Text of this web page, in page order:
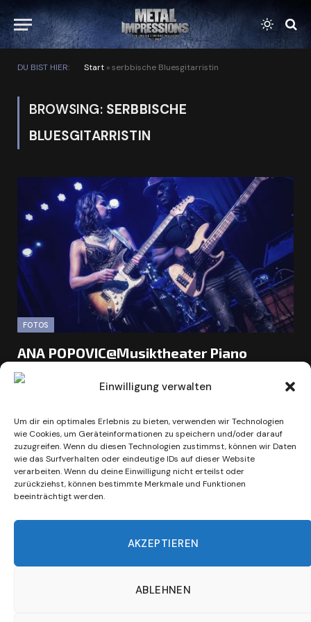
Einwilligung verwalten
Um dir ein optimales Erlebnis zu bieten, verwenden wir Technologien
wie Cookies, um Geräteinformationen zu speichern und/oder darauf
zuzugreifen. Wenn du diesen Technologien zustimmst, können wir Daten
wie das Surfverhalten oder eindeutige IDs auf dieser Website
verarbeiten. Wenn du deine Einwilligung nicht erteilst oder
zurückziehst, können bestimmte Merkmale und Funktionen
beeinträchtigt werden.
AKZEPTIEREN
ABLEHNEN
DU BIST HIER: Start »serbbische Bluesgitarristin
BROWSING: SERBBISCHE
BLUESGITARRISTIN
FOTOS
ANA POPOVIC@Musiktheater Piano
Dortmund
4. JUNI 2026
Die serbische Blues-Gitarristin und Sängerin gab im
rappelvollem Musiktheater Piano in Dortmund ein
großartiges Konzert!